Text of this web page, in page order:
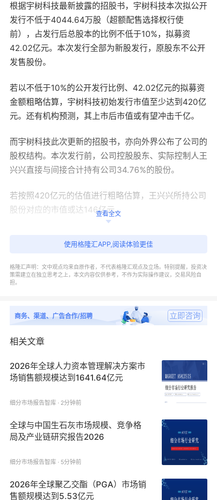
根据宇树科技最新披露的招股书，宇树科技本次拟公开
发行不低于4044.64万股（超额配售选择权行使
前），占发行后总股本的比例不低于10%，拟募资
42.02亿元。本次发行全部为新股发行，原股东不公开
发售股份。
若以不低于10%的公开发行比例、42.02亿元的拟募资
金额粗略估算，宇树科技初始发行市值至少达到420亿
元。还有机构预测，其上市后市值或有望冲击千亿。
而宇树科技此次更新的招股书，亦向外界公布了公司的
股权结构。本次发行前，公司控股股东、实际控制人王
兴兴直接与间接合计持有公司34.76%的股份。
若按照420亿元的估值进行粗略估算，王兴兴所持公司
股份对应的市值或达146亿元。
权比例为68.78%。本次发行后，王兴兴合计控制的表
决权比例将降至不超过65.31%，但仍将牢牢掌握着公
司的决策权。
值得一提的是，根据公司员工持股计划，王兴兴所持有
的上海宇翼上层合伙份额，未来将全部用于公司员工股
并上市满36个月后的两个自然年度内授予不低于
50%，剩余部分将在员工持股计划剩余有效期内完成
授予。
值得注意的是，随着宇树科技登陆资本市场的脚步愈发
临近，站在其身后的早期投资者也将共享这场“财富盛
招股书显示，截至招股书签署日，美团持有宇树科技
9.65%的股份，按420亿元的估值测算，其所持股权价
查看全文
使用格隆汇APP,阅读体验更佳
格隆汇声明：文中观点均来自原作者，不代表格隆汇观点及立场。特别提醒，投资决
策需建立在独立思考之上，本文内容仅供参考，不作为实际操作建议，交易风险自
担。
商务、渠道、广告合作/招聘 立即咨询
相关文章
2026年全球人力资本管理解决方案市
场销售额规模达到1641.64亿元
细分市场报告智库 · 2分钟前
全球与中国生石灰市场规模、竞争格
局及产业链研究报告2026
细分市场报告智库 · 5分钟前
2026年全球聚乙交酯（PGA）市场销
售额规模达到5.53亿元